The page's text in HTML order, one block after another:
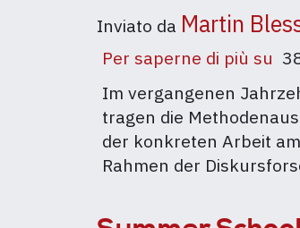
Inviato da Martin
Per saperne di più su
Im vergangenen
tragen die
der konkreten Arbeit
Rahmen der